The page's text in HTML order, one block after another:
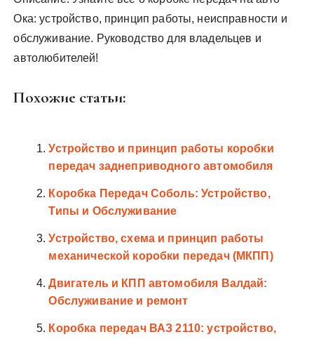
Ока: устройство, принцип работы, неисправности и
обслуживание. Руководство для владельцев и
автолюбителей!
Похожие статьи:
Устройство и принцип работы коробки
передач заднеприводного автомобиля
Коробка Передач Соболь: Устройство,
Типы и Обслуживание
Устройство, схема и принцип работы
механической коробки передач (МКПП)
Двигатель и КПП автомобиля Валдай:
Обслуживание и ремонт
Коробка передач ВАЗ 2110: устройство,